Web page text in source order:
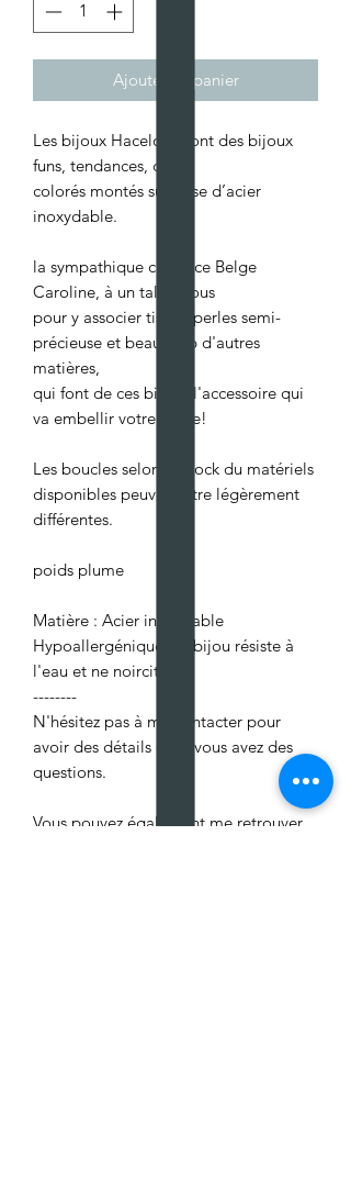
Ajouter au panier
Les bijoux Haceloca sont des bijoux
funs, tendances, chics,
colorés montés sur base d’acier
inoxydable.
la sympathique créatrice Belge
Caroline, à un talent fous
pour y associer tissus, perles semi-
précieuse et beaucoup d'autres
matières,
qui font de ces bijoux l'accessoire qui
va embellir votre tenue!
Les boucles selon le stock du matériels
disponibles peuvent être légèrement
différentes.
poids plume
Matière : Acier inoxydable
Hypoallergénique, ce bijou résiste à
l'eau et ne noircit pas.
--------
N'hésitez pas à me contacter pour
avoir des détails ou si vous avez des
questions.
Vous pouvez également me retrouver